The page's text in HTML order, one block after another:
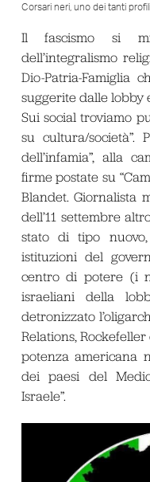
Corsari neri, uno dei tanti
Il fascismo si
dell’integralismo
Dio-Patria-Famiglia
suggerite dalle lobby
Sui social troviamo
su cultura/società”.
dell’infamia”, alla
firme postate su
Blandet. Giornalista
dell’11 settembre
stato di tipo
istituzioni del
centro di potere (i
israeliani della
detronizzato
Relations,
potenza americana
dei paesi del
Israele”.